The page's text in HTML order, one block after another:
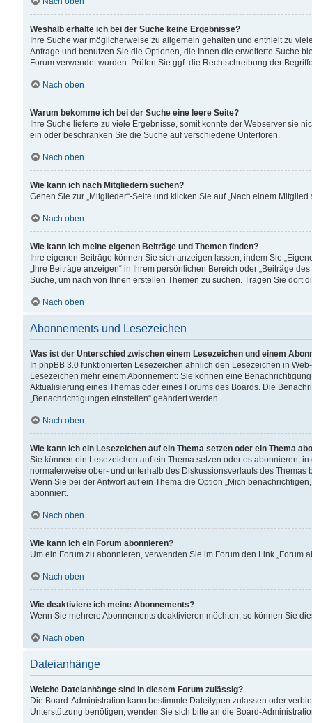
Weshalb erhalte ich bei der Suche keine Ergebnisse?
Ihre Suche war möglicherweise zu allgemein gehalten und enthielt zu
Anfrage und benutzen Sie die Optionen, die Ihnen die erweiterte Suche
Forum verwendet wurden. Prüfen Sie ggf. die Rechtschreibung der
Nach oben
Warum bekomme ich bei der Suche eine leere Seite?
Ihre Suche lieferte zu viele Ergebnisse, somit konnte der Webserver sie
ein oder beschränken Sie die Suche auf verschiedene Unterforen.
Nach oben
Wie kann ich nach Mitgliedern suchen?
Gehen Sie zur „Mitglieder“-Seite und klicken Sie auf „Nach einem Mitglied
Nach oben
Wie kann ich meine eigenen Beiträge und Themen finden?
Ihre eigenen Beiträge können Sie sich anzeigen lassen, indem Sie
„Ihre Beiträge anzeigen“ in Ihrem persönlichen Bereich oder „Beiträge
Suche, um nach von Ihnen erstellen Themen zu suchen. Tragen Sie dort
Nach oben
Abonnements und Lesezeichen
Was ist der Unterschied zwischen einem Lesezeichen und einem
In phpBB 3.0 funktionierten Lesezeichen ähnlich den Lesezeichen in
Lesezeichen mehr einem Abonnement: Sie können eine
Aktualisierung eines Themas oder eines Forums des Boards. Die
„Benachrichtigungen einstellen“ geändert werden.
Nach oben
Wie kann ich ein Lesezeichen auf ein Thema setzen oder ein Thema
Sie können ein Lesezeichen auf ein Thema setzen oder es abonnieren,
normalerweise ober- und unterhalb des Diskussionsverlaufs des Themas
Wenn Sie bei der Antwort auf ein Thema die Option „Mich
abonniert.
Nach oben
Wie kann ich ein Forum abonnieren?
Um ein Forum zu abonnieren, verwenden Sie im Forum den Link „Forum
Nach oben
Wie deaktiviere ich meine Abonnements?
Wenn Sie mehrere Abonnements deaktivieren möchten, so können Sie
Nach oben
Dateianhänge
Welche Dateianhänge sind in diesem Forum zulässig?
Die Board-Administration kann bestimmte Dateitypen zulassen oder
Unterstützung benötigen, wenden Sie sich bitte an die Board-